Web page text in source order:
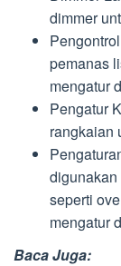
dimmer
pemanas
mengatur
Pengatur
rangkaian
seperti
mengatur
Baca Juga: